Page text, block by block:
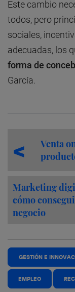
Este cambio
todos, pero
sociales,
adecuadas, los
forma de
García.
Venta
Marketing
cómo
negocio
GESTIÓN E
EMPLEO